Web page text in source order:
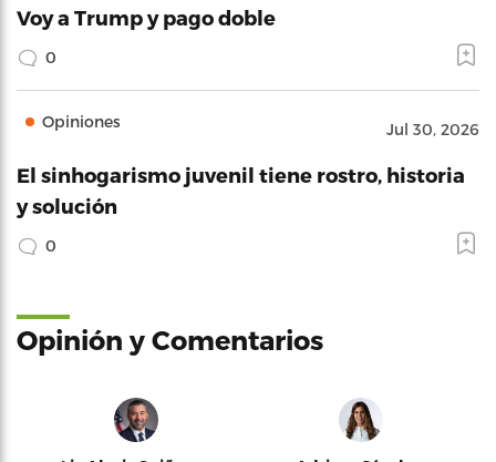
Voy a Trump y pago doble
0
Opiniones Jul 30, 2026
El sinhogarismo juvenil tiene rostro, historia
y solución
0
Opinión y Comentarios